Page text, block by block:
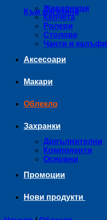
Към магазина
Живарници
Кепчета
Ролери
Столове
Чанти и калъфи
Аксесоари
Макари
Облекло
Захранки
Допълнителни
Компоненти
Основни
Промоции
Нови продукти